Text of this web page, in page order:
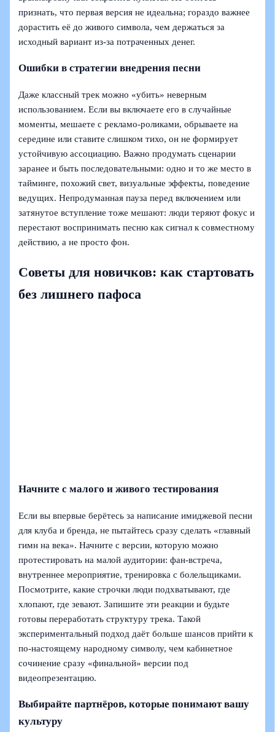
признать, что первая версия не идеальна; гораздо важнее
дорастить её до живого символа, чем держаться за
исходный вариант из‑за потраченных денег.
Ошибки в стратегии внедрения песни
Даже классный трек можно «убить» неверным
использованием. Если вы включаете его в случайные
моменты, мешаете с рекламо‑роликами, обрываете на
середине или ставите слишком тихо, он не формирует
устойчивую ассоциацию. Важно продумать сценарии
заранее и быть последовательными: одно и то же место в
тайминге, похожий свет, визуальные эффекты, поведение
ведущих. Непродуманная пауза перед включением или
затянутое вступление тоже мешают: люди теряют фокус и
перестают воспринимать песню как сигнал к совместному
действию, а не просто фон.
Советы для новичков: как стартовать
без лишнего пафоса
Начните с малого и живого тестирования
Если вы впервые берётесь за написание имиджевой песни
для клуба и бренда, не пытайтесь сразу сделать «главный
гимн на века». Начните с версии, которую можно
протестировать на малой аудитории: фан‑встреча,
внутреннее мероприятие, тренировка с болельщиками.
Посмотрите, какие строчки люди подхватывают, где
хлопают, где зевают. Запишите эти реакции и будьте
готовы переработать структуру трека. Такой
экспериментальный подход даёт больше шансов прийти к
по‑настоящему народному символу, чем кабинетное
сочинение сразу «финальной» версии под
видеопрезентацию.
Выбирайте партнёров, которые понимают вашу
культуру